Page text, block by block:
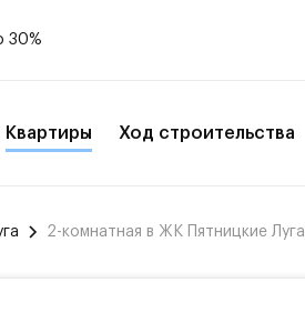
30%
Квартиры Ход строительства
2-комнатная в ЖК Пятницкие Луга